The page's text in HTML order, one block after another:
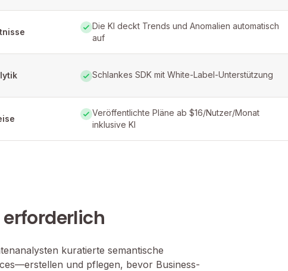
Die KI deckt Trends und Anomalien automatisch
auf
Schlankes SDK mit White-Label-Unterstützung
Veröffentlichte Pläne ab $16/Nutzer/Monat
inklusive KI
kuratierte semantische
und pflegen, bevor Business-